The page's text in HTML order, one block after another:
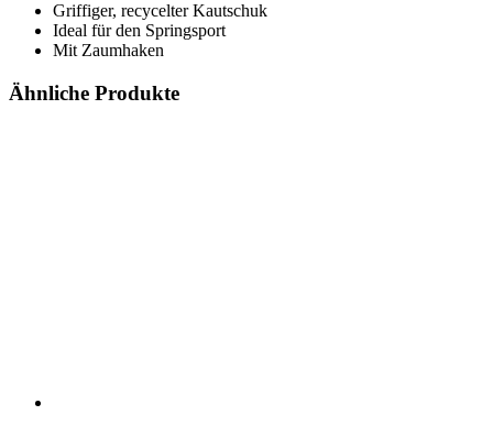
Griffiger, recycelter Kautschuk
Ideal für den Springsport
Mit Zaumhaken
Ähnliche Produkte